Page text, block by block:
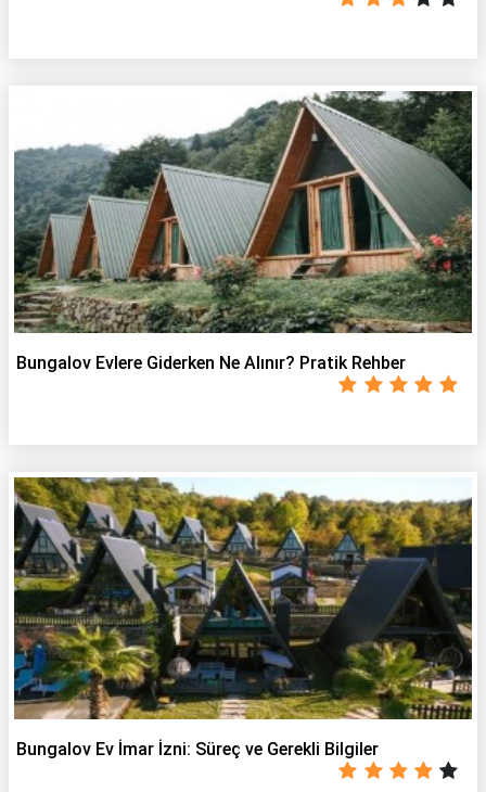
Bungalov Evlere Giderken Ne Alınır? Pratik Rehber
Bungalov Ev İmar İzni: Süreç ve Gerekli Bilgiler